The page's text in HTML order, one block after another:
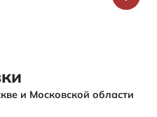
и Московской области